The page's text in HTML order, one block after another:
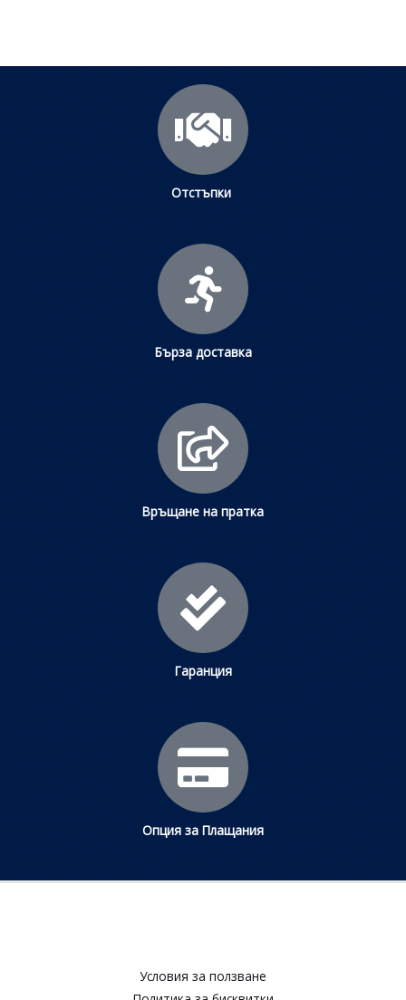
Отстъпки
Бърза доставка
Връщане на пратка
Гаранция
Опция за Плащания
Условия за ползване​